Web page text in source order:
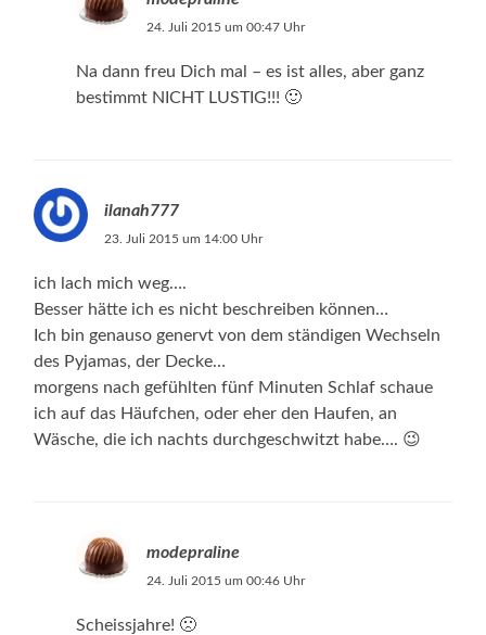
24. Juli 2015 um 00:47 Uhr
Na dann freu Dich mal – es ist alles, aber ganz
bestimmt NICHT LUSTIG!!! 🙂
ilanah777
23. Juli 2015 um 14:00 Uhr
ich lach mich weg….
Besser hätte ich es nicht beschreiben können…
Ich bin genauso genervt von dem ständigen Wechseln
des Pyjamas, der Decke…
morgens nach gefühlten fünf Minuten Schlaf schaue
ich auf das Häufchen, oder eher den Haufen, an
Wäsche, die ich nachts durchgeschwitzt habe…. 😉
modepraline
24. Juli 2015 um 00:46 Uhr
Scheissjahre! 🙁